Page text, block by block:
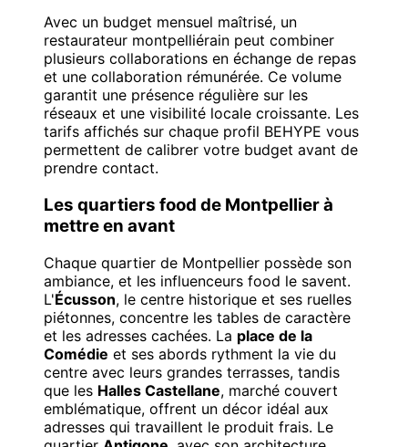
Avec un budget mensuel maîtrisé, un
restaurateur montpelliérain peut combiner
plusieurs collaborations en échange de repas
et une collaboration rémunérée. Ce volume
garantit une présence régulière sur les
réseaux et une visibilité locale croissante. Les
tarifs affichés sur chaque profil BEHYPE vous
permettent de calibrer votre budget avant de
prendre contact.
Les quartiers food de Montpellier à
mettre en avant
Chaque quartier de Montpellier possède son
ambiance, et les influenceurs food le savent.
L'Écusson, le centre historique et ses ruelles
piétonnes, concentre les tables de caractère
et les adresses cachées. La place de la
Comédie et ses abords rythment la vie du
centre avec leurs grandes terrasses, tandis
que les Halles Castellane, marché couvert
emblématique, offrent un décor idéal aux
adresses qui travaillent le produit frais. Le